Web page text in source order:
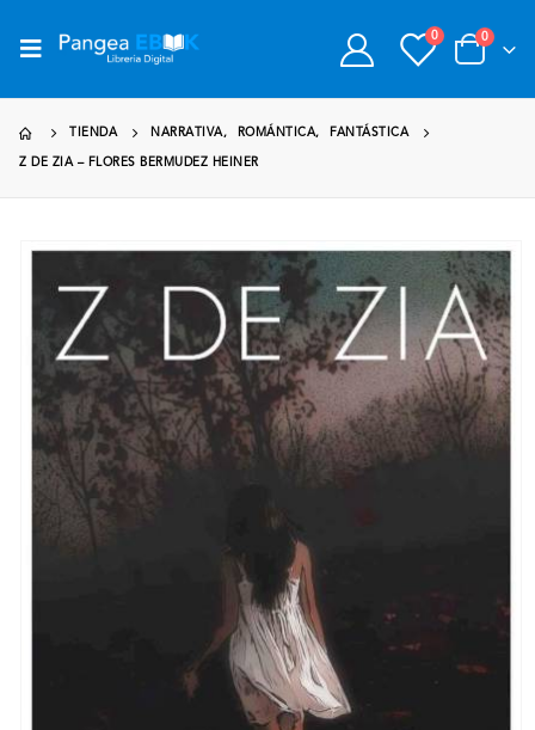
0 0
TIENDA NARRATIVA, ROMÁNTICA, FANTÁSTICA
Z DE ZIA – FLORES BERMUDEZ HEINER